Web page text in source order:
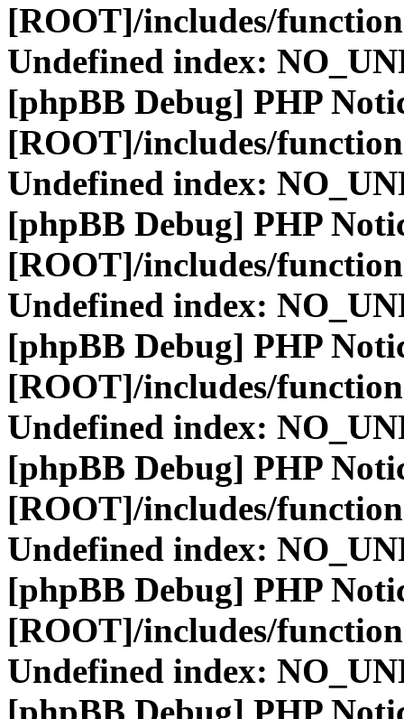
[ROOT]/includes/
Undefined index:
[phpBB Debug] PHP
[ROOT]/includes/
Undefined index:
[phpBB Debug] PHP
[ROOT]/includes/
Undefined index:
[phpBB Debug] PHP
[ROOT]/includes/
Undefined index:
[phpBB Debug] PHP
[ROOT]/includes/
Undefined index:
[phpBB Debug] PHP
[ROOT]/includes/
Undefined index: